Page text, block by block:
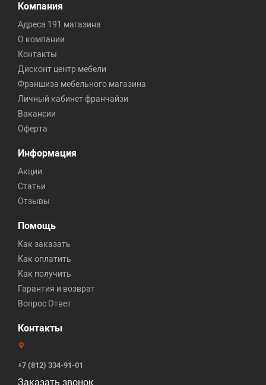
Компания
Адреса 191 магазина
О компании
Контакты
Дисконт центр мебели
Франшиза мебельного магазина
Личный кабинет франчайзи
Вакансии
Оферта
Информация
Акции
Статьи
Отзывы
Помощь
Как заказать
Как оплатить
Как получить
Гарантия и возврат
Вопрос Ответ
Контакты
+7 (812) 334-91-01
Заказать звонок